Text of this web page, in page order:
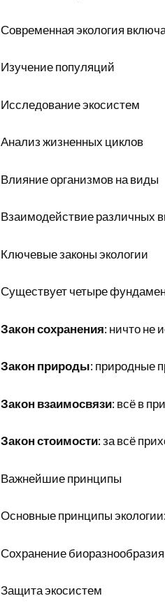
Современная экология
Изучение популяций
Исследование экосистем
Анализ жизненных циклов
Влияние организмов на виды
Взаимодействие различных
Ключевые законы экологии
Существует четыре
Закон сохранения: ничто не
Закон природы: природные
Закон взаимосвязи: всё в
Закон стоимости: за всё
Важнейшие принципы
Основные принципы
Сохранение биоразнообразия
Защита экосистем